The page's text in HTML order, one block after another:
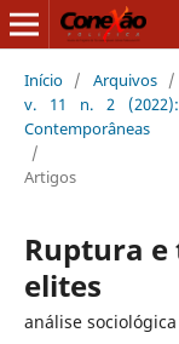
Início / Arquivos /
v. 11 n. 2 (2022):
Contemporâneas
/
Artigos
Ruptura e
elites
análise